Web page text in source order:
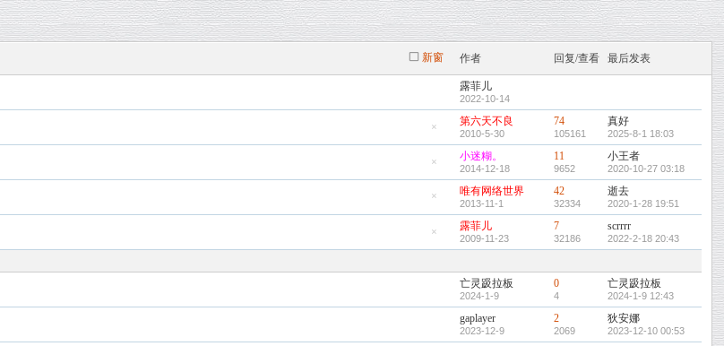
新窗 作者 回复/查看 最后发表
露菲儿
2022-10-14
藏
置
帖
第六天不良
2010-5-30
74
105161
真好
2025-8-1 18:03
藏
置
帖
小迷糊。
2014-12-18
11
9652
小王者
2020-10-27 03:18
藏
置
帖
唯有网络世界
2013-11-1
42
32334
逝去
2020-1-28 19:51
藏
顶
露菲儿
2009-11-23
7
32186
scrrrr
2022-2-18 20:43
亡灵趿拉板
2024-1-9
0
4
亡灵趿拉板
2024-1-9 12:43
gaplayer
2023-12-9
2
2069
狄安娜
2023-12-10 00:53